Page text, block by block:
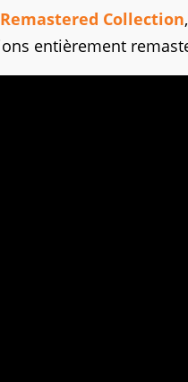
Collection
entièrement